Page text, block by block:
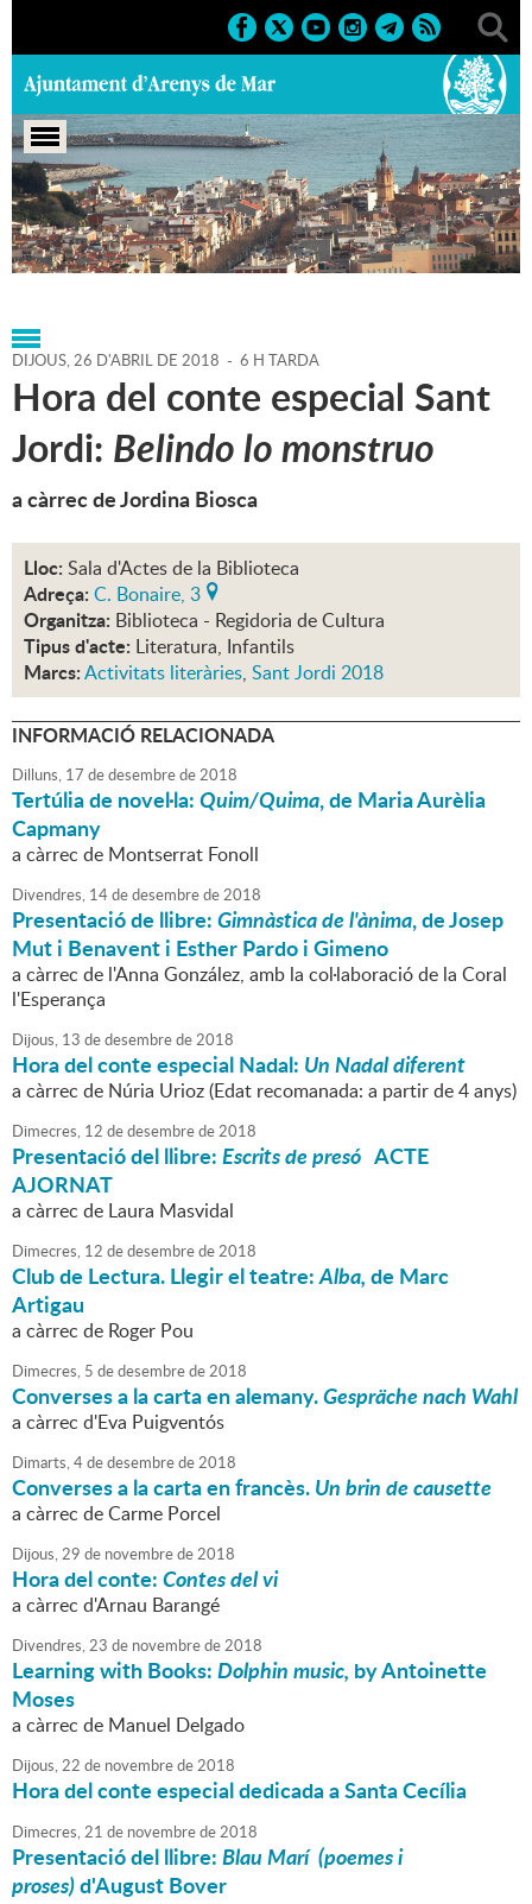
Portada > Agenda > 26-04-
2018 > Marcs > 2018 > Activitats literàries
DIJOUS,26 D'ABRIL DE 2018 - 6 H TARDA
Hora del conte especial Sant
Jordi: Belindo lo monstruo
a càrrec de Jordina Biosca
Lloc: Sala d'Actes de la Biblioteca
Adreça: C. Bonaire, 3
Organitza: Biblioteca - Regidoria de Cultura
Tipus d'acte: Literatura, Infantils
Marcs:Activitats literàries, Sant Jordi 2018
INFORMACIÓ RELACIONADA
Dilluns, 17 dedesembrede2018
Tertúlia de novel·la:Quim/Quima, de Maria Aurèlia
Capmany
a càrrec de Montserrat Fonoll
Divendres, 14dedesembrede2018
Presentació de llibre:Gimnàstica de l'ànima, de Josep
Mut i Benavent i Esther Pardo i Gimeno
a càrrec de l'Anna González, amb la col·laboració de la Coral
l'Esperança
Dijous, 13 dedesembrede2018
Hora del conte especial Nadal: Un Nadal diferent
a càrrec de Núria Urioz (Edat recomanada: a partir de 4 anys)
Dimecres, 12 dedesembrede2018
Presentació del llibre:Escrits de presó ACTE
AJORNAT
a càrrec de Laura Masvidal
Dimecres, 12 dedesembrede2018
Club de Lectura. Llegir el teatre:Alba,de Marc
Artigau
a càrrec de Roger Pou
Dimecres, 5 dedesembrede2018
Converses a la carta en alemany.Gespräche nach Wahl
a càrrec d'Eva Puigventós
Dimarts,4dedesembrede2018
Converses a la carta en francès.Un brin de causette
a càrrec de Carme Porcel
Dijous,29 de novembrede2018
Hora del conte:Contes del vi
a càrrec d'Arnau Barangé
Divendres,23 de novembrede2018
Learning with Books:Dolphin music, by Antoinette
Moses
a càrrec de Manuel Delgado
Dijous,22 de novembrede2018
Hora del conte especial dedicada a Santa Cecília
Dimecres,21 de novembrede2018
Presentació del llibre:Blau Marí (poemes i
proses)d'August Bover